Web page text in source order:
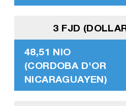
3 FJD
48,51 NIO
(CORDOBA D'OR
NICARAGUAYEN)